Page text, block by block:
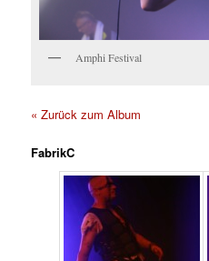
Amphi Festival
« Zurück zum Album
FabrikC